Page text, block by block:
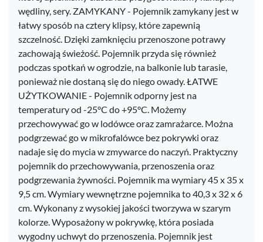
wędliny, sery. ZAMYKANY - Pojemnik zamykany jest w
łatwy sposób na cztery klipsy, które zapewnią
szczelność. Dzięki zamknięciu przenoszone potrawy
zachowają świeżość. Pojemnik przyda się również
podczas spotkań w ogrodzie, na balkonie lub tarasie,
ponieważ nie dostaną się do niego owady. ŁATWE
UŻYTKOWANIE - Pojemnik odporny jest na
temperatury od -25°C do +95°C. Możemy
przechowywać go w lodówce oraz zamrażarce. Można
podgrzewać go w mikrofalówce bez pokrywki oraz
nadaje się do mycia w zmywarce do naczyń. Praktyczny
pojemnik do przechowywania, przenoszenia oraz
podgrzewania żywności. Pojemnik ma wymiary 45 x 35 x
9,5 cm. Wymiary wewnętrzne pojemnika to 40,3 x 32 x 6
cm. Wykonany z wysokiej jakości tworzywa w szarym
kolorze. Wyposażony w pokrywkę, która posiada
wygodny uchwyt do przenoszenia. Pojemnik jest